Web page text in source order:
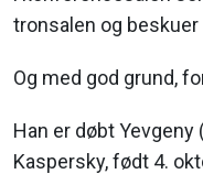
tronsalen og
Og med god grund,
Han er døbt
Kaspersky, født 4.